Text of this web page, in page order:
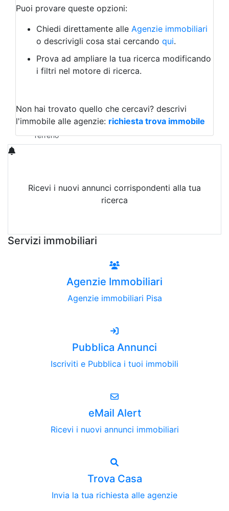
Bar/Ristorante
Albergo
Laboratorio Artigianale
Negozio/locale commerciale
Agriturismo
Magazzini
Qualsiasi
Terreno edificabile
Terreno
Puoi provare queste opzioni:
Chiedi direttamente alle Agenzie immobiliari
o descrivigli cosa stai cercando qui.
Prova ad ampliare la tua ricerca modificando
i filtri nel motore di ricerca.
Non hai trovato quello che cercavi? descrivi
l'immobile alle agenzie: richiesta trova immobile
Ricevi i nuovi annunci corrispondenti alla tua
ricerca
Servizi immobiliari
Agenzie Immobiliari
Agenzie immobiliari Pisa
Pubblica Annunci
Iscriviti e Pubblica i tuoi immobili
eMail Alert
Ricevi i nuovi annunci immobiliari
Trova Casa
Invia la tua richiesta alle agenzie